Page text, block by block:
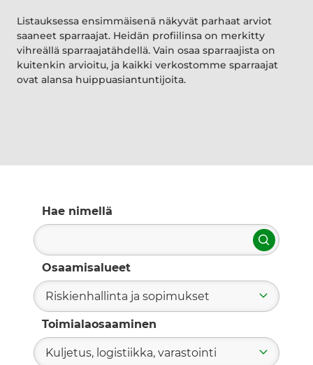
Listauksessa ensimmäisenä näkyvät parhaat arviot
saaneet sparraajat. Heidän profiilinsa on merkitty
vihreällä sparraajatähdellä. Vain osaa sparraajista on
kuitenkin arvioitu, ja kaikki verkostomme sparraajat
ovat alansa huippuasiantuntijoita.
Hae nimellä
Hae
Osaamisalueet
Riskienhallinta ja sopimukset
Toimialaosaaminen
Kuljetus, logistiikka, varastointi